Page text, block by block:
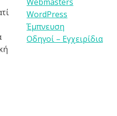
WordPress
Έμπνευση
Οδηγοί – Εγχειρίδια